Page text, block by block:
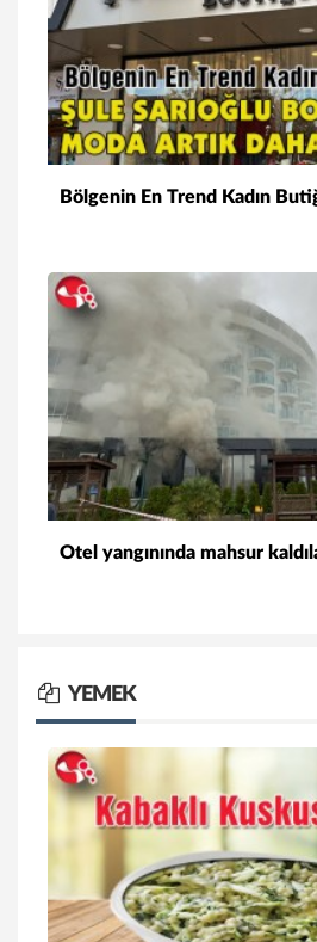
Bölgenin En Trend Kadın
Otel yangınında mahsur
YEMEK